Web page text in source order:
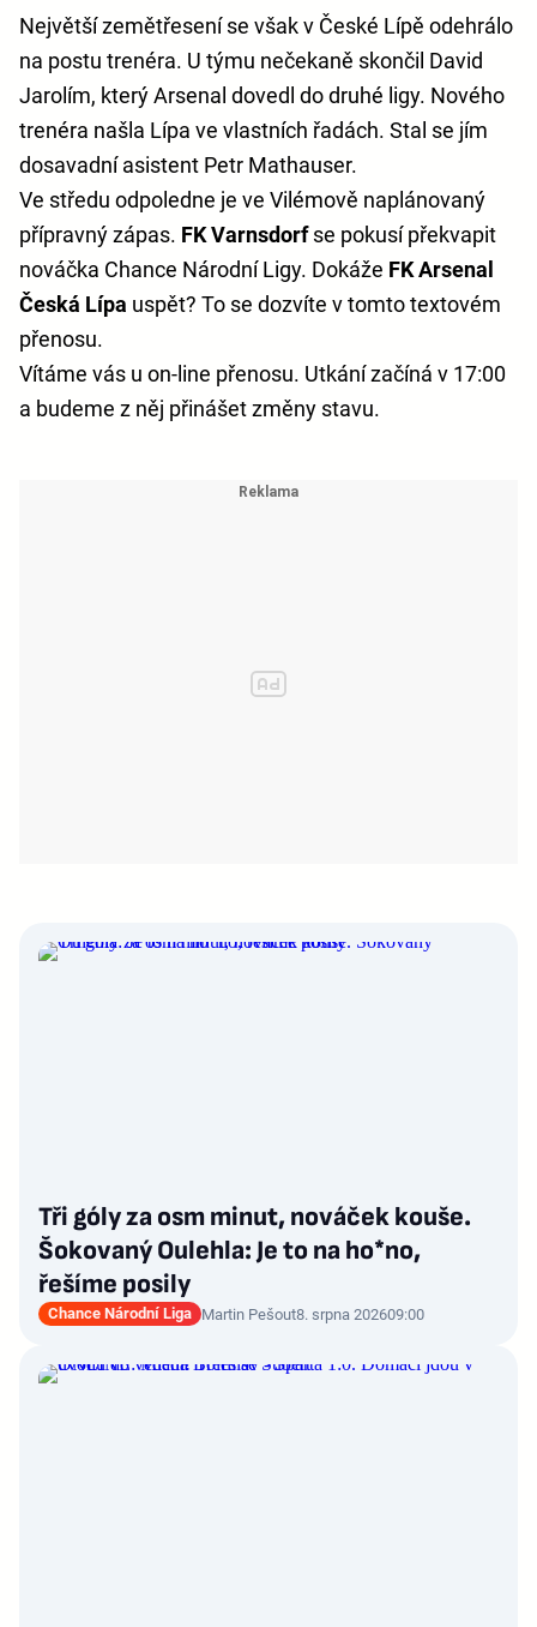
Největší zemětřesení se však v České Lípě odehrálo
na postu trenéra. U týmu nečekaně skončil David
Jarolím, který Arsenal dovedl do druhé ligy. Nového
trenéra našla Lípa ve vlastních řadách. Stal se jím
dosavadní asistent Petr Mathauser.
Ve středu odpoledne je ve Vilémově naplánovaný
přípravný zápas. FK Varnsdorfse pokusí překvapit
nováčka Chance Národní Ligy. Dokáže FK Arsenal
Česká Lípa uspět? To se dozvíte v tomto textovém
přenosu.
Vítáme vás u on-line přenosu. Utkání začíná v 17:00
a budeme z něj přinášet změny stavu.
Tři góly za osm minut, nováček kouše.
Šokovaný Oulehla: Je to na ho*no,
řešíme posily
Chance Národní Liga Martin Pešout8. srpna 202609:00